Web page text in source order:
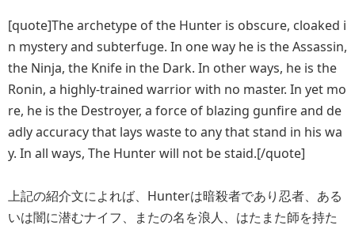
[quote]The archetype of the Hunter is obscure, cloaked i
n mystery and subterfuge. In one way he is the Assassin,
the Ninja, the Knife in the Dark. In other ways, he is the
Ronin, a highly-trained warrior with no master. In yet mo
re, he is the Destroyer, a force of blazing gunfire and de
adly accuracy that lays waste to any that stand in his wa
y. In all ways, The Hunter will not be staid.[/quote]
上記の紹介文によれば、Hunterは暗殺者であり忍者、ある
いは闇に潜むナイフ、またの名を浪人、はたまた師を持た